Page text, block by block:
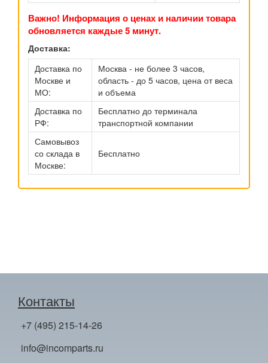
Важно! Информация о ценах и наличии товара
обновляется каждые 5 минут.
Доставка:
Доставка по
Москве и
МО:
Москва - не более 3 часов,
область - до 5 часов, цена от веса
и объема
Доставка по
РФ:
Бесплатно до терминала
транспортной компании
Самовывоз
со склада в
Москве:
Бесплатно
Контакты
+7 (495) 215-14-26
info@incomparts.ru